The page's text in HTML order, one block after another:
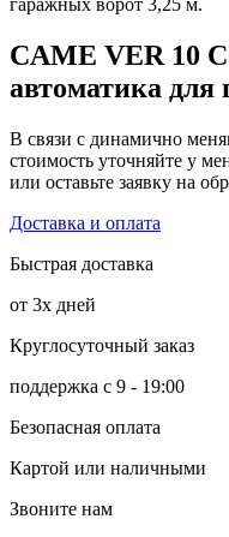
гаражных ворот 3,25 м.
CAME VER 10
автоматика для
В связи с динамично
стоимость уточняйте у
или оставьте заявку на
Доставка и оплата
Быстрая доставка
от 3х дней
Круглосуточный заказ
поддержка с 9 - 19:00
Безопасная оплата
Картой или наличными
Звоните нам